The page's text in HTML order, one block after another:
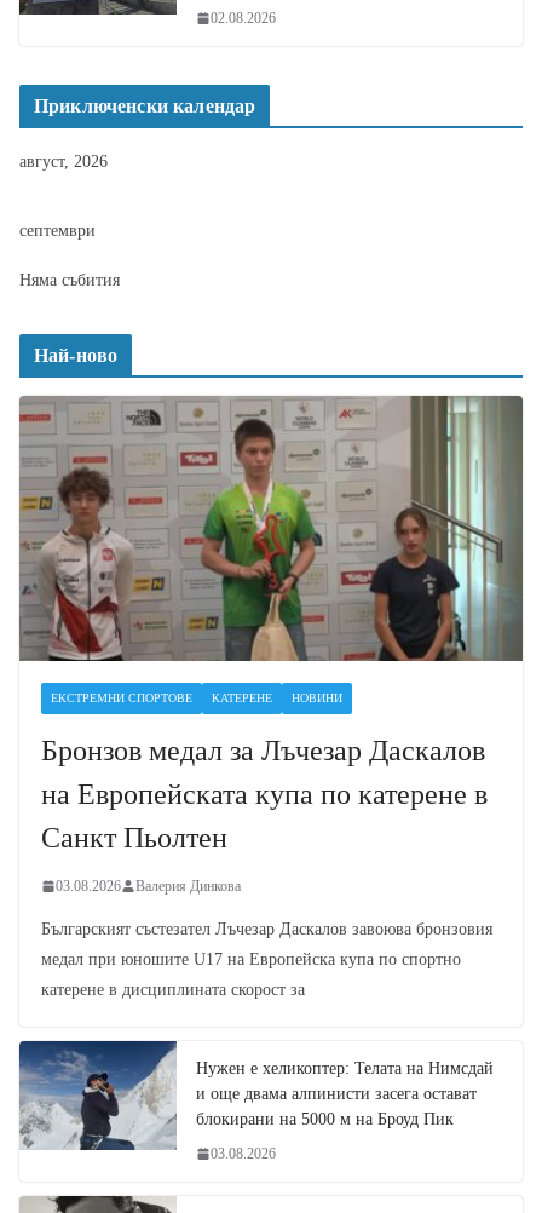
02.08.2026
Приключенски календар
август, 2026
септември
Няма събития
Най-ново
ЕКСТРЕМНИ СПОРТОВЕ КАТЕРЕНЕ НОВИНИ
Бронзов медал за Лъчезар Даскалов
на Европейската купа по катерене в
Санкт Пьолтен
03.08.2026 Валерия Динкова
Българският състезател Лъчезар Даскалов завоюва бронзовия
медал при юношите U17 на Европейска купа по спортно
катерене в дисциплината скорост за
Нужен е хеликоптер: Телата на Нимсдай
и още двама алпинисти засега остават
блокирани на 5000 м на Броуд Пик
03.08.2026